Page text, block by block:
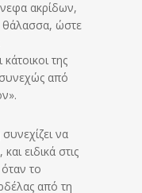
ακρίδων,
ώστε
της
από
να
ειδικά στις
όταν το
από τη